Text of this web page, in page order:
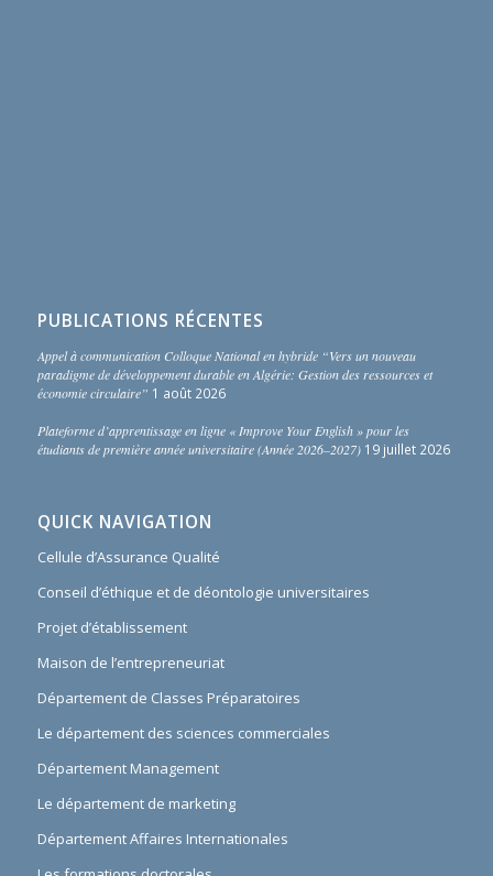
PUBLICATIONS RÉCENTES
Appel à communication Colloque National en hybride “Vers un nouveau
paradigme de développement durable en Algérie: Gestion des ressources et
économie circulaire” 1 août 2026
Plateforme d’apprentissage en ligne « Improve Your English » pour les
étudiants de première année universitaire (Année 2026–2027) 19 juillet 2026
QUICK NAVIGATION
Cellule d’Assurance Qualité
Conseil d’éthique et de déontologie universitaires
Projet d’établissement
Maison de l’entrepreneuriat
Département de Classes Préparatoires
Le département des sciences commerciales
Département Management
Le département de marketing
Département Affaires Internationales